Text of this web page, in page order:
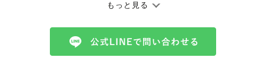
その一瞬をきりとってお渡しします。
もっと見る